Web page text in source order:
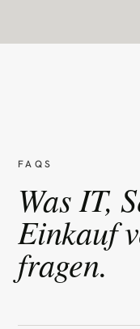
FAQS
Was IT,
Einkauf
fragen.